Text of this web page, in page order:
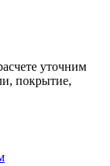
уточним
покрытие,